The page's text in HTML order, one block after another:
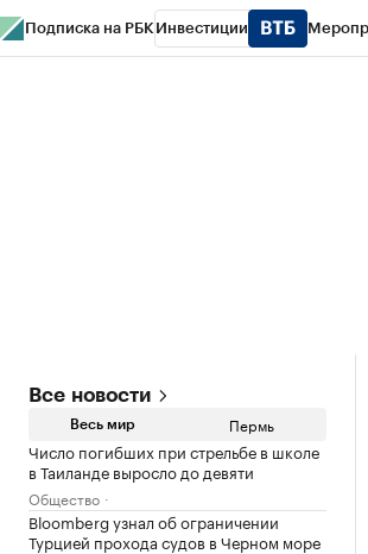
Подписка на РБК Инвестиции
Все новости
Весь мир Пермь
Число погибших при стрельбе в школе
в Таиланде выросло до девяти
Общество
Bloomberg узнал об ограничении
Турцией прохода судов в Черном море